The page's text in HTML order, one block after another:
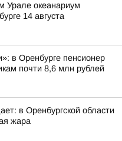
океанариум
14 августа
в Оренбурге пенсионер
почти 8,6 млн рублей
в Оренбургской области
жара